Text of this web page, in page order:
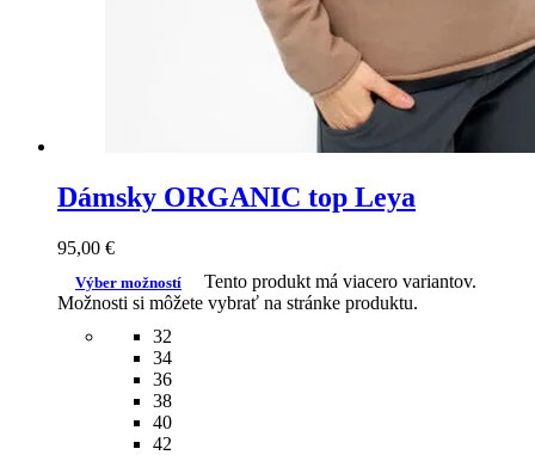
Dámsky ORGANIC top Leya
95,00 €
Výber možností
Tento produkt má viacero variantov.
Možnosti si môžete vybrať na stránke produktu.
32
34
36
38
40
42